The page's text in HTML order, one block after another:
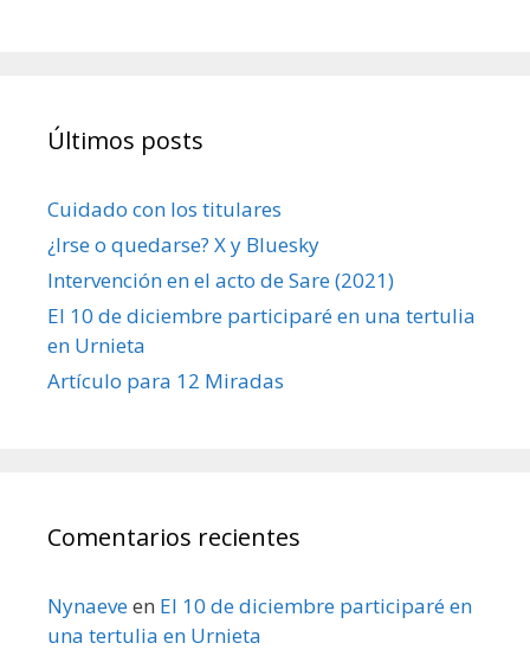
Últimos posts
Cuidado con los titulares
¿Irse o quedarse? X y Bluesky
Intervención en el acto de Sare (2021)
El 10 de diciembre participaré en una tertulia
en Urnieta
Artículo para 12 Miradas
Comentarios recientes
Nynaeveen El 10 de diciembre participaré en
una tertulia en Urnieta